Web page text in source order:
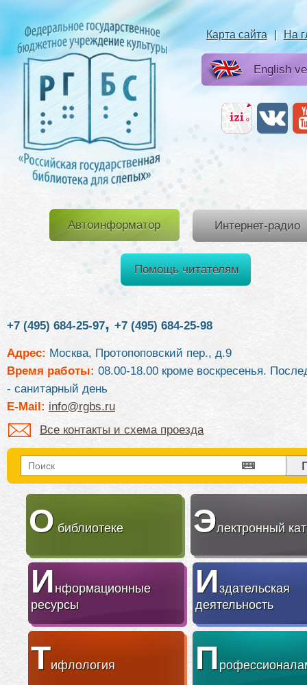
Карта сайта | На
English
Автоинформатор Интернет-радио
Помощь читателям
+7 (495) 684-25-97, +7 (495) 684-25-98
Адрес: Москва, Протопоповский пер., д.9
Время работы: 08.00-18.00 кроме воскресенья.
- санитарный день
E-Mail: info@rgbs.ru
Все контакты и схема проезда
О библиотеке Электронный
Информационные
ресурсы
Издательская
деятельность
Тифлология П